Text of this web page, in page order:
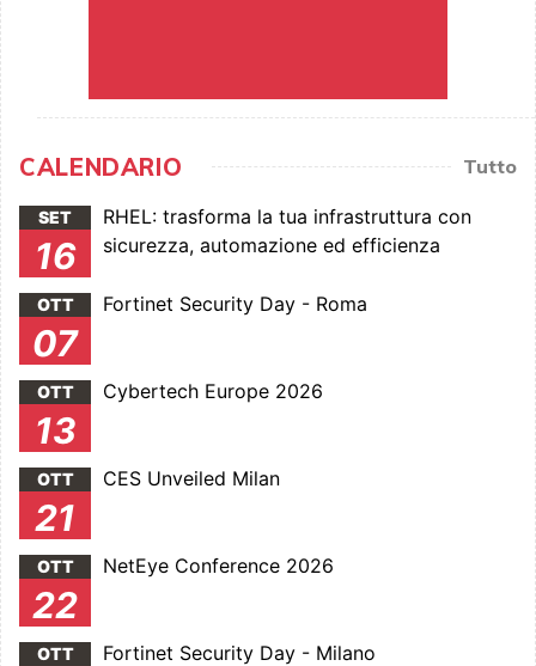
CALENDARIO Tutto
SET
16
RHEL: trasforma la tua infrastruttura con
sicurezza, automazione ed efficienza
OTT
07
Fortinet Security Day - Roma
OTT
13
Cybertech Europe 2026
OTT
21
CES Unveiled Milan
OTT
22
NetEye Conference 2026
OTT Fortinet Security Day - Milano